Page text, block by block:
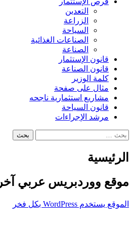
التعدين
الزراعة
السياحة
الصناعات الغذائية
الصناعة
قانون الإستثمار
قانون الصناعة
كلمة الوزير
مثال على صفحة
مشاريع استثمارية ناجحه
قانون السياحة
مرشد الإجراءات
البحث
الرئيسية
موقع ووردبريس عربي آخر
الموقع يستخدم WordPress بكل فخر